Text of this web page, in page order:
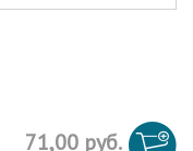
71,00 руб.